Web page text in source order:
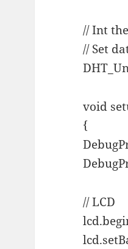
// Int
// Set
void
{
// LCD